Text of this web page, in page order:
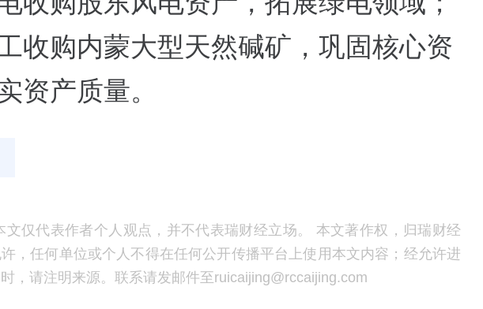
收购内蒙大型天然碱矿，巩固核心资
资产质量。
文仅代表作者个人观点，并不代表瑞财经立场。 本文著作权，归瑞财经
，任何单位或个人不得在任何公开传播平台上使用本文内容；经允许进
，请注明来源。联系请发邮件至ruicaijing@rccaijing.com